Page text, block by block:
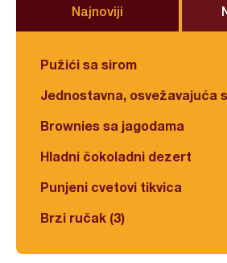
Najnoviji
Pužići sa sirom
Jednostavna, osvežavajuća
Brownies sa jagodama
Hladni čokoladni dezert
Punjeni cvetovi tikvica
Brzi ručak (3)